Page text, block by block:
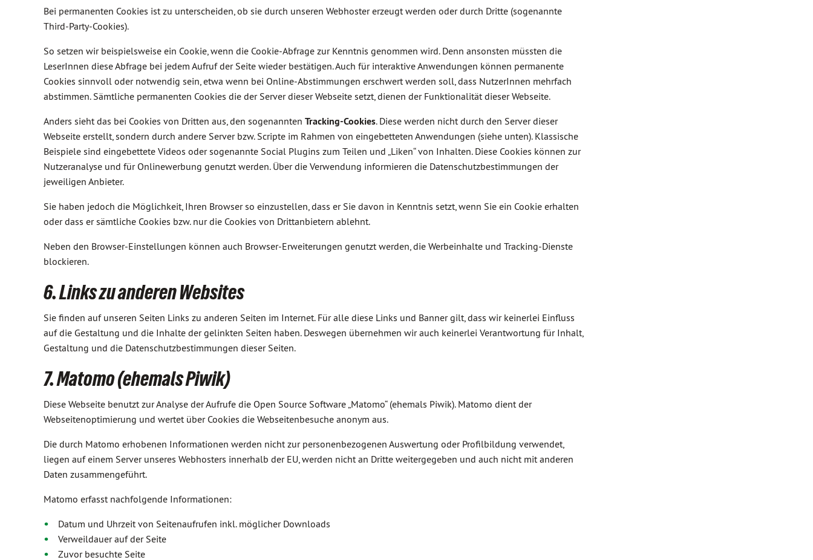
Bei permanenten Cookies ist zu unterscheiden, ob sie durch unseren Webhoster erzeugt werden oder durch Dritte (sogenannte
Third-Party-Cookies).
So setzen wir beispielsweise ein Cookie, wenn die Cookie-Abfrage zur Kenntnis genommen wird. Denn ansonsten müssten die
LeserInnen diese Abfrage bei jedem Aufruf der Seite wieder bestätigen. Auch für interaktive Anwendungen können permanente
Cookies sinnvoll oder notwendig sein, etwa wenn bei Online-Abstimmungen erschwert werden soll, dass NutzerInnen mehrfach
abstimmen. Sämtliche permanenten Cookies die der Server dieser Webseite setzt, dienen der Funktionalität dieser Webseite.
Anders sieht das bei Cookies von Dritten aus, den sogenannten Tracking-Cookies. Diese werden nicht durch den Server dieser
Webseite erstellt, sondern durch andere Server bzw. Scripte im Rahmen von eingebetteten Anwendungen (siehe unten). Klassische
Beispiele sind eingebettete Videos oder sogenannte Social Plugins zum Teilen und „Liken“ von Inhalten. Diese Cookies können zur
Nutzeranalyse und für Onlinewerbung genutzt werden. Über die Verwendung informieren die Datenschutzbestimmungen der
jeweiligen Anbieter.
Sie haben jedoch die Möglichkeit, Ihren Browser so einzustellen, dass er Sie davon in Kenntnis setzt, wenn Sie ein Cookie erhalten
oder dass er sämtliche Cookies bzw. nur die Cookies von Drittanbietern ablehnt.
Neben den Browser-Einstellungen können auch Browser-Erweiterungen genutzt werden, die Werbeinhalte und Tracking-Dienste
blockieren.
6. Links zu anderen Websites
Sie finden auf unseren Seiten Links zu anderen Seiten im Internet. Für alle diese Links und Banner gilt, dass wir keinerlei Einfluss
auf die Gestaltung und die Inhalte der gelinkten Seiten haben. Deswegen übernehmen wir auch keinerlei Verantwortung für Inhalt,
Gestaltung und die Datenschutzbestimmungen dieser Seiten.
7. Matomo (ehemals Piwik)
Diese Webseite benutzt zur Analyse der Aufrufe die Open Source Software „Matomo“ (ehemals Piwik). Matomo dient der
Webseitenoptimierung und wertet über Cookies die Webseitenbesuche anonym aus.
Die durch Matomo erhobenen Informationen werden nicht zur personenbezogenen Auswertung oder Profilbildung verwendet,
liegen auf einem Server unseres Webhosters innerhalb der EU, werden nicht an Dritte weitergegeben und auch nicht mit anderen
Daten zusammengeführt.
Matomo erfasst nachfolgende Informationen:
Datum und Uhrzeit von Seitenaufrufen inkl. möglicher Downloads
Verweildauer auf der Seite
Zuvor besuchte Seite